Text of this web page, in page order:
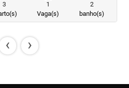
3
1
Vaga(s)
2
banho(s)
‹ ›